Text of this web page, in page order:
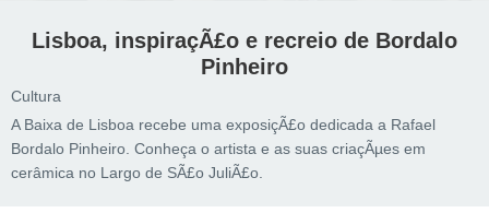
Lisboa, inspiraçÃ£o e recreio de Bordalo
Pinheiro
Cultura
A Baixa de Lisboa recebe uma exposiçÃ£o dedicada a Rafael
Bordalo Pinheiro. Conheça o artista e as suas criaçÃµes em
cerâmica no Largo de SÃ£o JuliÃ£o.